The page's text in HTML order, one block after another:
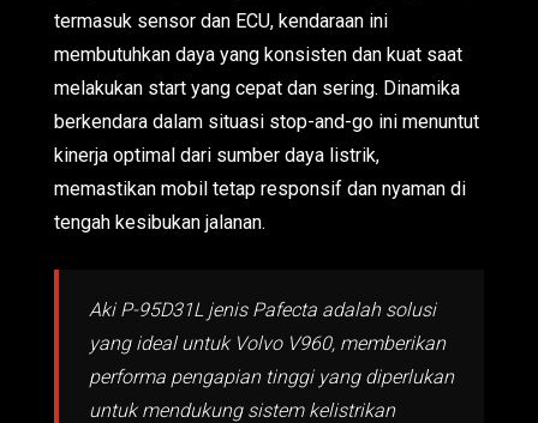
termasuk sensor dan ECU, kendaraan ini
membutuhkan daya yang konsisten dan kuat saat
melakukan start yang cepat dan sering. Dinamika
berkendara dalam situasi stop-and-go ini menuntut
kinerja optimal dari sumber daya listrik,
memastikan mobil tetap responsif dan nyaman di
tengah kesibukan jalanan.
Aki P-95D31L jenis Pafecta adalah solusi
yang ideal untuk Volvo V960, memberikan
performa pengapian tinggi yang diperlukan
untuk mendukung sistem kelistrikan